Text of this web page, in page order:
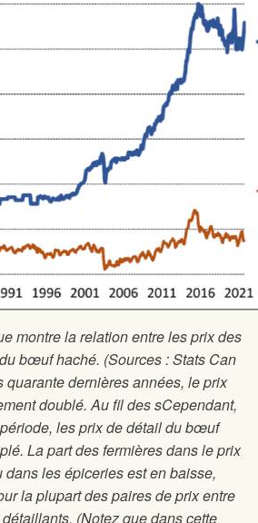
montre la relation entre les prix des
bœuf haché. (Sources : Stats Can
quarante dernières années, le prix
doublé. Au fil des sCependant,
les prix de détail du bœuf
La part des fermières dans le prix
les épiceries est en baisse,
la plupart des paires de prix entre
(Notez que dans cette